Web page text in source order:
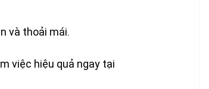
và thoải mái.
việc hiệu quả ngay tại